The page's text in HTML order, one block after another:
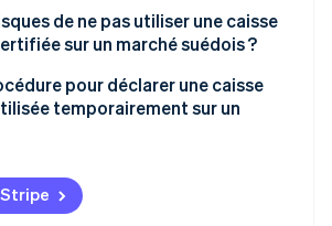
une configuration de caisse
une configuration conforme
de ne pas utiliser une caisse
sur un marché suédois ?
fiscale
pour déclarer une caisse
temporairement sur un
caisse enregistreuse
votre caisse enregistreuse